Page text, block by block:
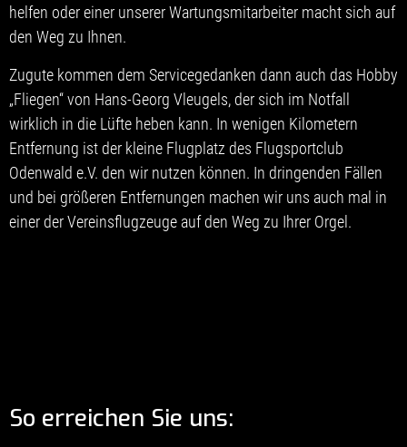
helfen oder einer unserer Wartungsmitarbeiter macht sich auf
den Weg zu Ihnen.
Zugute kommen dem Servicegedanken dann auch das Hobby
„Fliegen“ von Hans-Georg Vleugels, der sich im Notfall
wirklich in die Lüfte heben kann. In wenigen Kilometern
Entfernung ist der kleine Flugplatz des Flugsportclub
Odenwald e.V. den wir nutzen können. In dringenden Fällen
und bei größeren Entfernungen machen wir uns auch mal in
einer der Vereinsflugzeuge auf den Weg zu Ihrer Orgel.
So erreichen Sie uns: